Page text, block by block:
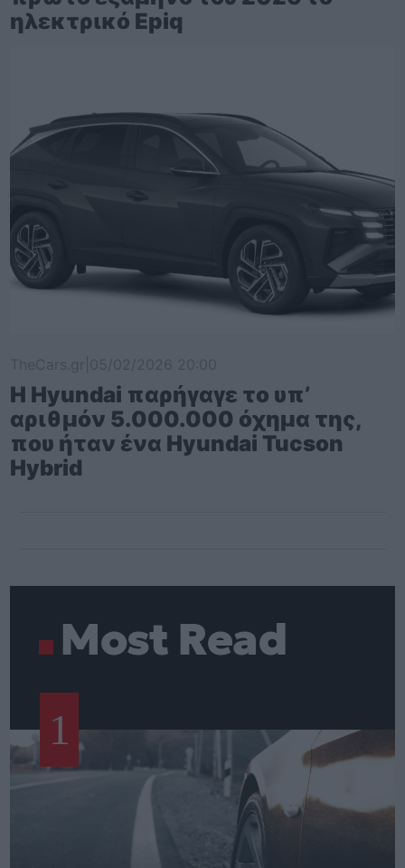
ηλεκτρικό Epiq
Η Hyundai παρήγαγε το υπ’
αριθμόν 5.000.000 όχημα της,
που ήταν ένα Hyundai Tucson
Hybrid
Most Read
1